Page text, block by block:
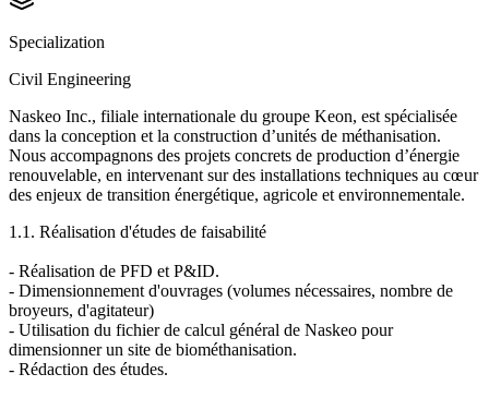
Specialization
Civil Engineering
Naskeo Inc., filiale internationale du groupe Keon, est spécialisée
dans la conception et la construction d’unités de méthanisation.
Nous accompagnons des projets concrets de production d’énergie
renouvelable, en intervenant sur des installations techniques au cœur
des enjeux de transition énergétique, agricole et environnementale.
1.1. Réalisation d'études de faisabilité
- Réalisation de PFD et P&ID.
- Dimensionnement d'ouvrages (volumes nécessaires, nombre de
broyeurs, d'agitateur)
- Utilisation du fichier de calcul général de Naskeo pour
dimensionner un site de biométhanisation.
- Rédaction des études.